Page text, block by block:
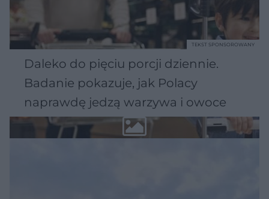
Daleko do pięciu porcji dziennie.
Badanie pokazuje, jak Polacy
naprawdę jedzą warzywa i owoce
TEKST SPONSOROWANY